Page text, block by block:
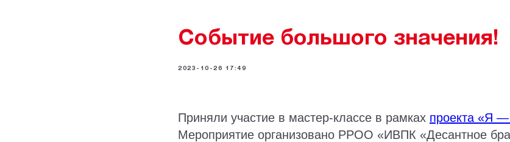
Событие большого значения!
2023-10-26 17:49
Приняли участие в мастер-классе в рамках проекта «Я —
Мероприятие организовано РРОО «ИВПК «Десантное